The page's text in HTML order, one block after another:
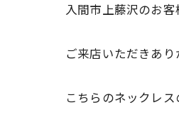
入間市上藤沢のお
ご来店いただきあり
こちらのネックレ